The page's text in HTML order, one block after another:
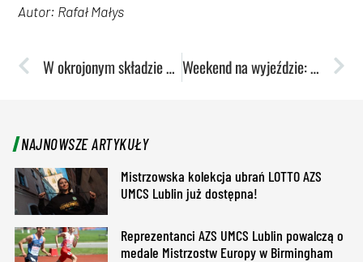
Autor: Rafał Małys
W okrojonym składzie postawili się wiceliderowi z Wałbrzycha Weekend na wyjeździe: Akanza kończy sezon zasadniczy bez porażki
NAJNOWSZE ARTYKUŁY
Mistrzowska kolekcja ubrań LOTTO AZS
UMCS Lublin już dostępna!
Reprezentanci AZS UMCS Lublin powalczą o
medale Mistrzostw Europy w Birmingham